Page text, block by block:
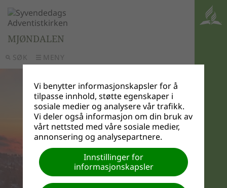
SØK MENY
MJØNDALEN
Vi benytter informasjonskapsler for å
tilpasse innhold, støtte egenskaper i
sosiale medier og analysere vår trafikk.
Vi deler også informasjon om din bruk av
vårt nettsted med våre sosiale medier,
annonsering og analysepartnere.
Innstillinger for
informasjonskapsler